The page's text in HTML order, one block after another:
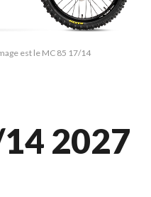
est le MC 85 17/14
2027